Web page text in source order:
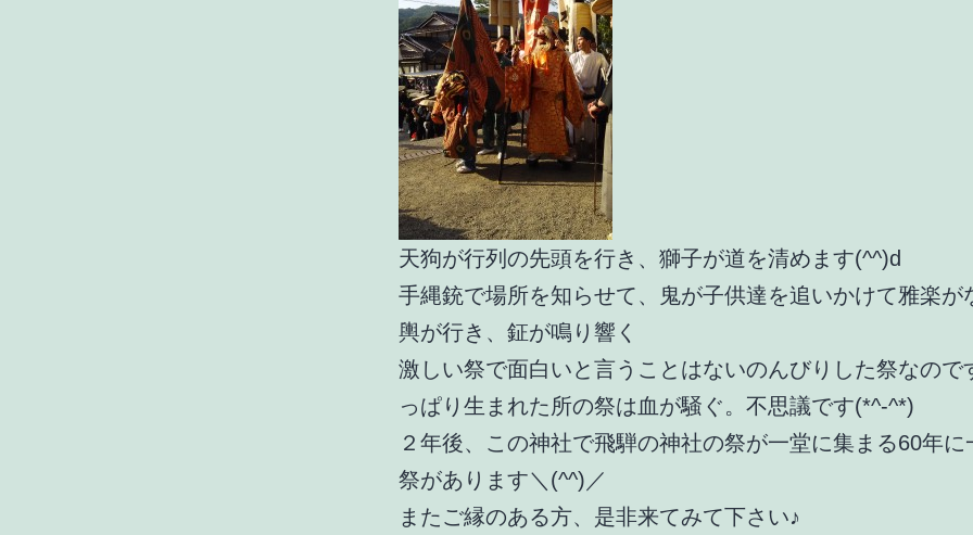
天狗が行列の先頭を行き、獅子が道を清めます(^^)d
手縄銃で場所を知らせて、鬼が子供達を追いかけて雅楽が
輿が行き、鉦が鳴り響く
激しい祭で面白いと言うことはないのんびりした祭なので
っぱり生まれた所の祭は血が騒ぐ。不思議です(*^-^*)
２年後、この神社で飛騨の神社の祭が一堂に集まる60年に
祭があります＼(^^)／
またご縁のある方、是非来てみて下さい♪